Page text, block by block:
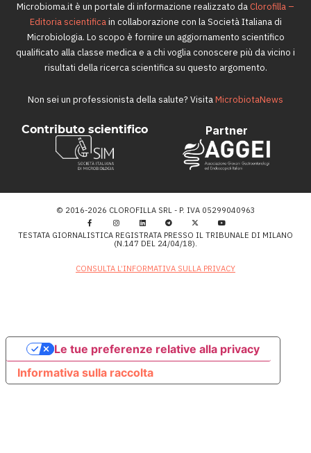
Microbioma.it è un portale di informazione realizzato daClorofilla –
Editoria scientificain collaborazione con la Società Italiana di
Microbiologia. Lo scopo è fornire un aggiornamento scientifico
qualificato alla classe medica e a chi voglia conoscere più da vicino i
risultati della ricerca scientifica su questo argomento.
Non sei un professionista della salute? VisitaMicrobiotaNews
Contributo scientifico Partner
© 2016-2026 CLOROFILLA SRL - P. IVA 05299040963
TESTATA GIORNALISTICA REGISTRATA PRESSO IL TRIBUNALE DI MILANO
(N.147 DEL 24/04/18).
CONSULTA L’INFORMATIVA SULLA PRIVACY
Informativa sulla raccolta
Le tue preferenze relative alla privacy